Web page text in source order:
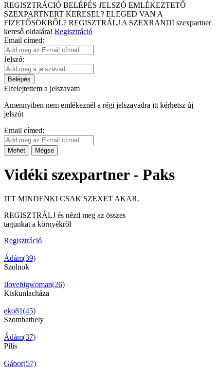
REGISZTRÁCIÓ BELÉPÉS JELSZÓ EMLÉKEZTETŐ
SZEXPARTNERT KERESEL? ELEGED VAN A
FIZETŐSÖKBŐL? REGISZTRÁLJ A SZEXRANDI szexpartner
kereső oldalára! Regisztráció
Email címed:
Jelszó:
Belépés
Elfelejtettem a jelszavam
Amennyiben nem emlékeznél a régi jelszavadra itt kérhetsz új
jelszót
Email címed:
Mehet Mégse
Vidéki szexpartner - Paks
ITT MINDENKI CSAK SZEXET AKAR.
REGISZTRÁLJ és nézd meg az összes
tagunkat a környékről
Regisztráció
Ádám(39)
Szolnok
Ilovebigwoman(26)
Kiskunlacháza
eko81(45)
Szombathely
Ádám(37)
Pilis
Gábor(57)